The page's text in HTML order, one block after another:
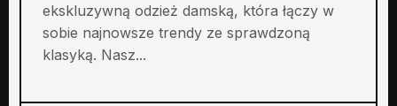
ekskluzywną odzież damską, która łączy w
sobie najnowsze trendy ze sprawdzoną
klasyką. Nasz...